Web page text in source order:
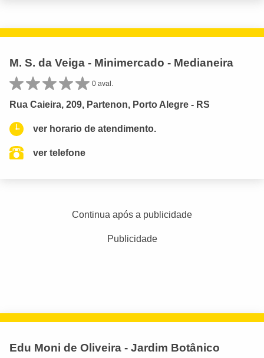
M. S. da Veiga - Minimercado - Medianeira
0 aval.
Rua Caieira, 209, Partenon, Porto Alegre - RS
ver horario de atendimento.
ver telefone
Continua após a publicidade
Publicidade
Edu Moni de Oliveira - Jardim Botânico